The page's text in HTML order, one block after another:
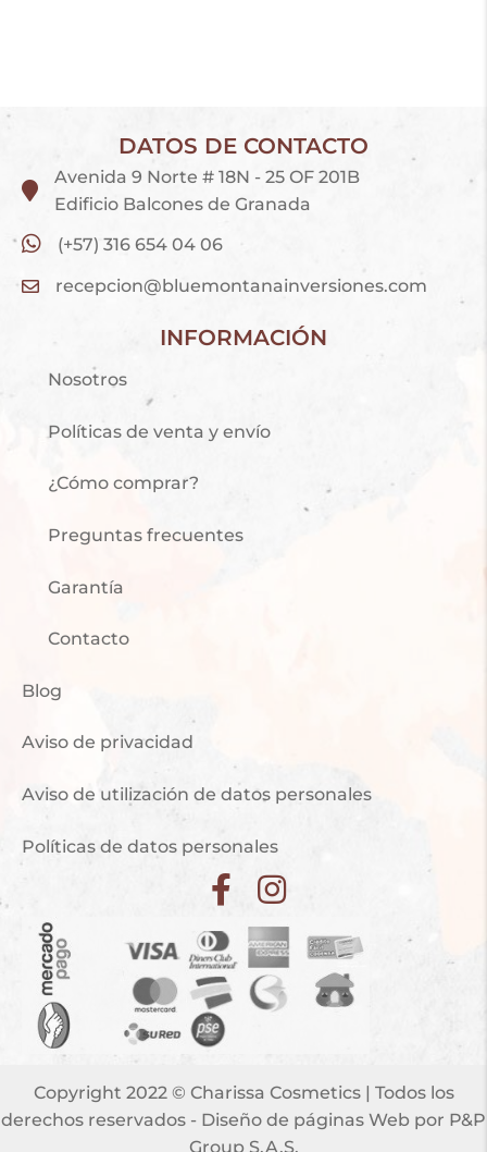
DATOS DE CONTACTO
Avenida 9 Norte # 18N - 25 OF 201B
Edificio Balcones de Granada
(+57) 316 654 04 06
recepcion@bluemontanainversiones.com
INFORMACIÓN
Nosotros
Políticas de venta y envío
¿Cómo comprar?
Preguntas frecuentes
Garantía
Contacto
Blog
Aviso de privacidad
Aviso de utilización de datos personales
Políticas de datos personales
Copyright 2022 © Charissa Cosmetics | Todos los
derechos reservados - Diseño de páginas Web por P&P
Group S.A.S.